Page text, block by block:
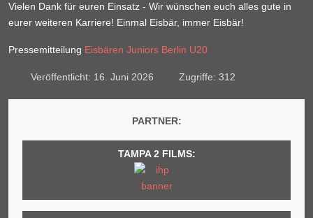
Vielen Dank für euren Einsatz - Wir wünschen euch alles gute in
eurer weiteren Karriere! Einmal Eisbär, immer Eisbär!
Pressemitteilung Eisbären Juniors Berlin U20
Veröffentlicht: 16. Juni 2026 Zugriffe: 312
PARTNER:
TAMPA 2 FILMS: